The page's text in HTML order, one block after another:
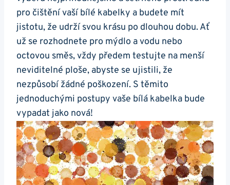
pro čištění vaší bílé kabelky a‌ budete mít
jistotu, že udrží svou krásu po dlouhou dobu. Ať
už se rozhodnete pro mýdlo a​ vodu nebo
octovou​ směs, vždy předem testujte na menší
neviditelné ploše, ⁢abyste se ⁣ujistili, že
nezpůsobí žádné poškození. S ⁤těmito
jednoduchými postupy ​vaše bílá⁤ kabelka bude
⁤vypadat jako ⁣nová!